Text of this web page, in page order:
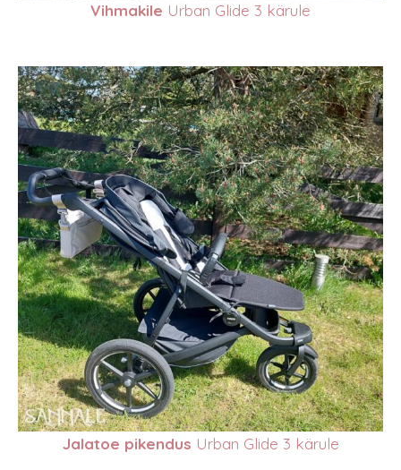
Vihmakile Urban Glide 3 kärule
Jalatoe pikendus Urban Glide 3 kärule